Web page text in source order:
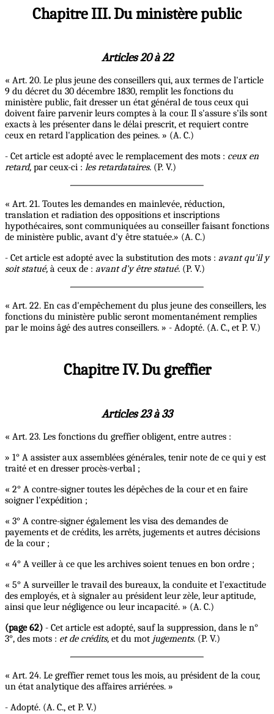
Chapitre III. Du ministère public
Articles 20 à 22
« Art. 20. Le plus jeune des conseillers qui, aux termes de l'article
9 du décret du 30 décembre 1830, remplit les fonctions du
ministère public, fait dresser un état général de tous ceux qui
doivent faire parvenir leurs comptes à la cour. Il s'assure s'ils sont
exacts à les présenter dans le délai prescrit, et requiert contre
ceux en retard l'application des peines. » (A. C.)
- Cet article est adopté avec le remplacement des mots : ceux en
retard, par ceux-ci : les retardataires. (P. V.)
« Art. 21. Toutes les demandes en mainlevée, réduction,
translation et radiation des oppositions et inscriptions
hypothécaires, sont communiquées au conseiller faisant fonctions
de ministère public, avant d'y être statuée.» (A. C.)
- Cet article est adopté avec la substitution des mots : avant qu'il y
soit statué, à ceux de : avant d'y être statué. (P. V.)
« Art. 22. En cas d'empêchement du plus jeune des conseillers, les
fonctions du ministère public seront momentanément remplies
par le moins âgé des autres conseillers. » - Adopté. (A. C., et P. V.)
Chapitre IV. Du greffier
Articles 23 à 33
« Art. 23. Les fonctions du greffier obligent, entre autres :
» 1° A assister aux assemblées générales, tenir note de ce qui y est
traité et en dresser procès-verbal ;
« 2° A contre-signer toutes les dépêches de la cour et en faire
soigner l'expédition ;
« 3° A contre-signer également les visa des demandes de
payements et de crédits, les arrêts, jugements et autres décisions
de la cour ;
« 4° A veiller à ce que les archives soient tenues en bon ordre ;
« 5° A surveiller le travail des bureaux, la conduite et l'exactitude
des employés, et à signaler au président leur zèle, leur aptitude,
ainsi que leur négligence ou leur incapacité. » (A. C.)
(page 62) - Cet article est adopté, sauf la suppression, dans le n°
3°, des mots : et de crédits, et du mot jugements. (P. V.)
« Art. 24. Le greffier remet tous les mois, au président de la cour,
un état analytique des affaires arriérées. »
- Adopté. (A. C., et P. V.)